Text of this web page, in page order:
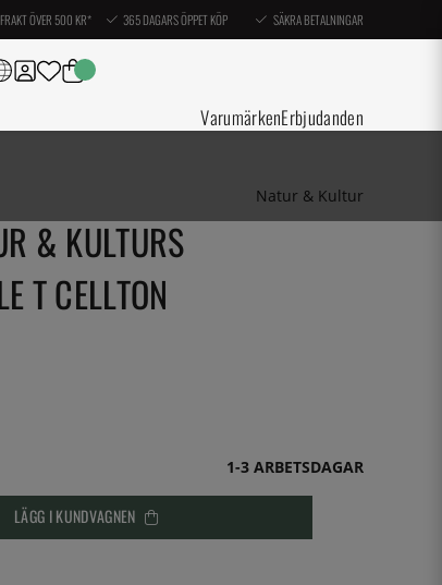
ÖVER 500 KR* 365 DAGARS ÖPPET KÖP SÄKRA BETALNINGAR
VarumärkenErbjudanden
Natur & Kultur
& KULTURS
T CELLTON
1-3 ARBETSDAGAR
LÄGG I KUNDVAGNEN